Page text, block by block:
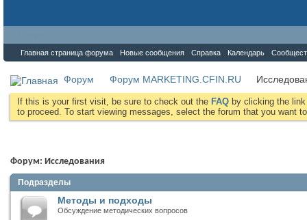
Главная страница форума Новые сообщения Справка Календарь
Форум Форум MARKETING.CFIN.RU
If this is your first visit, be sure to check out the FAQ by clicking the
to proceed. To start viewing messages, select the forum that you want
Форум: Исследования
Подразделы
Методы и подходы
Обсуждение методических вопросов